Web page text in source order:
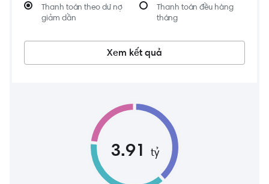
Thanh toán theo dư nợ
giảm dần
Thanh toán đều hàng
tháng
Xem kết quả
3.91 tỷ